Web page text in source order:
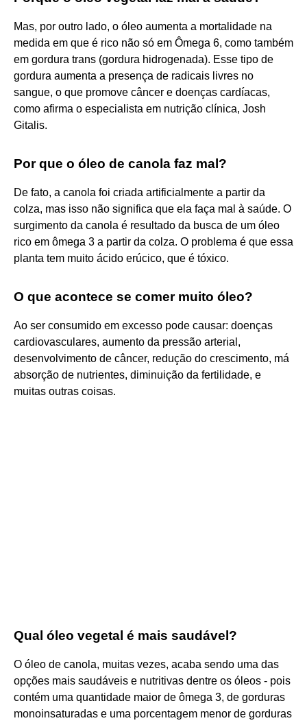
Mas, por outro lado, o óleo aumenta a mortalidade na
medida em que é rico não só em Ômega 6, como também
em gordura trans (gordura hidrogenada). Esse tipo de
gordura aumenta a presença de radicais livres no
sangue, o que promove câncer e doenças cardíacas,
como afirma o especialista em nutrição clínica, Josh
Gitalis.
Por que o óleo de canola faz mal?
De fato, a canola foi criada artificialmente a partir da
colza, mas isso não significa que ela faça mal à saúde. O
surgimento da canola é resultado da busca de um óleo
rico em ômega 3 a partir da colza. O problema é que essa
planta tem muito ácido erúcico, que é tóxico.
O que acontece se comer muito óleo?
Ao ser consumido em excesso pode causar: doenças
cardiovasculares, aumento da pressão arterial,
desenvolvimento de câncer, redução do crescimento, má
absorção de nutrientes, diminuição da fertilidade, e
muitas outras coisas.
Qual óleo vegetal é mais saudável?
O óleo de canola, muitas vezes, acaba sendo uma das
opções mais saudáveis e nutritivas dentre os óleos - pois
contém uma quantidade maior de ômega 3, de gorduras
monoinsaturadas e uma porcentagem menor de gorduras